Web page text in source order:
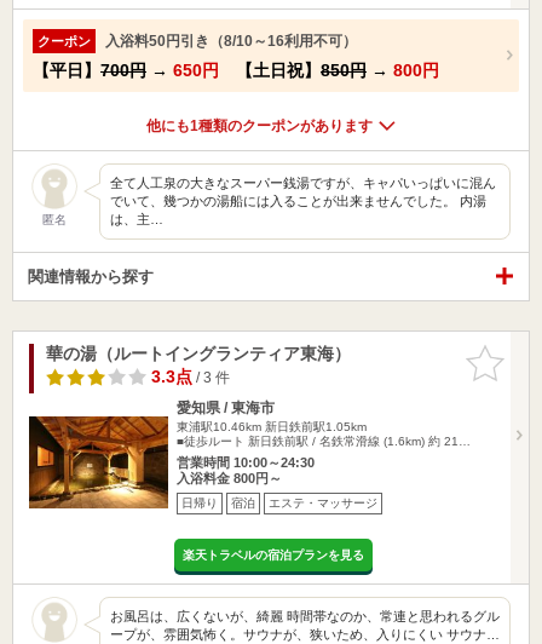
クーポン 入浴料50円引き（8/10～16利用不可）
【平日】 700円 → 650円 【土日祝】 850円 → 800円
他にも1種類のクーポンがあります
匿名
全て人工泉の大きなスーパー銭湯ですが、キャパいっぱいに混ん
でいて、幾つかの湯船には入ることが出来ませんでした。 内湯
は、主…
関連情報から探す
お気に入
りに追加
華の湯（ルートイングランティア東海）
3.3点/ 3 件
愛知県 / 東海市
東浦駅10.46km 新日鉄前駅1.05km
■徒歩ルート 新日鉄前駅 / 名鉄常滑線 (1.6km) 約 21…
営業時間 10:00～24:30
入浴料金 800円～
日帰り 宿泊 エステ・マッサージ
楽天トラベルの宿泊プランを見る
お風呂は、広くないが、綺麗 時間帯なのか、常連と思われるグル
ープが、雰囲気怖く。サウナが、狭いため、入りにくい サウナ…